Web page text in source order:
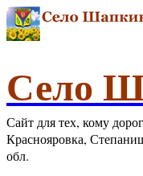
Село
Сайт для тех, кому
Краснояровка,
обл.